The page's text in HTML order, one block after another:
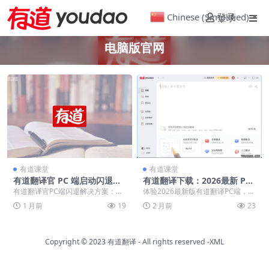
登录
电脑版官网
有道课堂
有道翻译官 PC 端启动闪退？3
个步骤教你快速解决
有道翻译官PC端闪退解决方案：通
过排查冲突、调整兼容权限、清理
本地缓存及修复运行...
1 月前 19
有道课堂
有道翻译下载：2026最新 PC
电脑版官方正版安装包
体验2026最新版有道翻译PC端，搭
载YNMT神经网络引擎与双内核架
构，深度适配...
2 月前 23
Copyright © 2023有道翻译- All rights reserved -XML
Chinese (Simplified) ▼